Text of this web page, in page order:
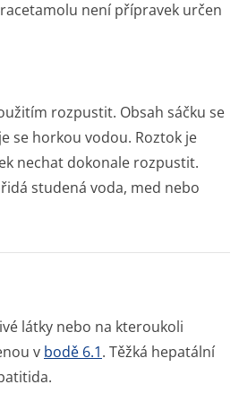
není přípravek určen
rozpustit. Obsah sáčku se
se horkou vodou. Roztok je
nechat dokonale rozpustit.
studená voda, med nebo
látky nebo na kteroukoli
v bodě 6.1. Těžká hepatální